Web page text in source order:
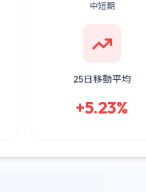
中短期
25日移動平均
+5.23%